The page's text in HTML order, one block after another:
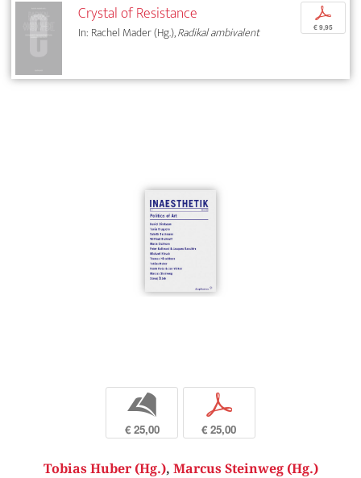
Crystal of Resistance
In: Rachel Mader (Hg.),Radikal ambivalent
p
€ 9,95
b
€ 25,00
p
€ 25,00
Tobias Huber (Hg.), Marcus Steinweg (Hg.)